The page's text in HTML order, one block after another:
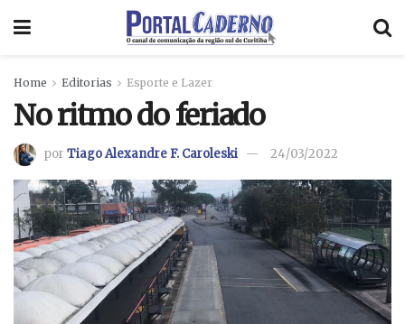
Home Editorias Esporte e Lazer
No ritmo do feriado
por Tiago Alexandre F. Caroleski 24/03/2022